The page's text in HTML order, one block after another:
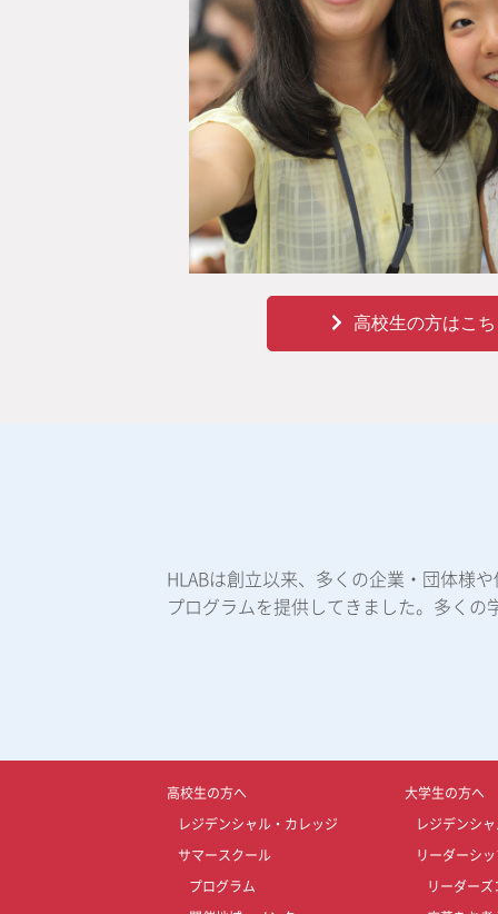
高校生の方はこ
HLABは創立以来、多くの企業・団体様
プログラムを提供してきました。多く
高校生の方へ
レジデンシャル・カレッジ
サマースクール
プログラム
大学生の方へ
レジデンシ
リーダーシ
リーダーズ